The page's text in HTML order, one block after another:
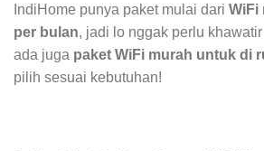
IndiHome punya paket mulai dari WiFi
per bulan, jadi lo nggak perlu
ada juga paket WiFi murah untuk di
pilih sesuai kebutuhan!